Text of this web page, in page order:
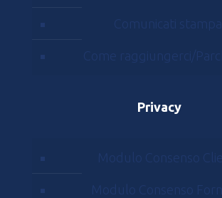
Comunicati stampa
Come raggiungerci/
Privacy
Modulo Consenso
Modulo Consenso